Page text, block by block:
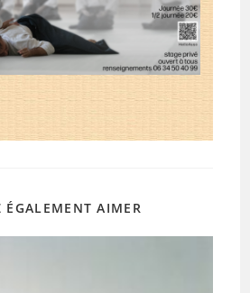
ÉGALEMENT AIMER